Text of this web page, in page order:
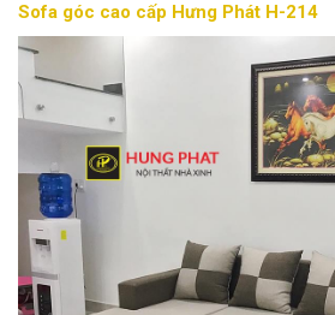
Sofa góc cao cấp Hưng Phát H-214